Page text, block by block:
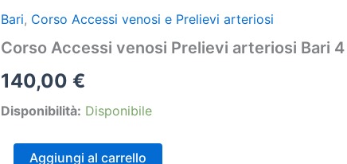
Bari, Corso Accessi venosi e Prelievi arteriosi
Corso Accessi venosi Prelievi arteriosi Bari
140,00 €
Disponibilità: Disponibile
Corso Aggiungi al carrello